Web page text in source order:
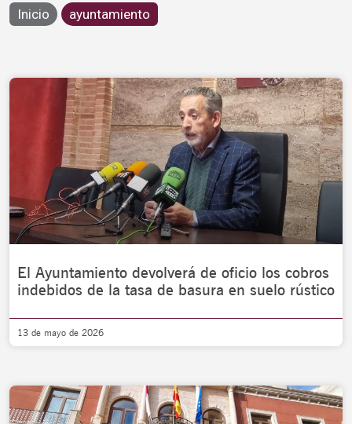
Inicio ayuntamiento
El Ayuntamiento devolverá de oficio los cobros
indebidos de la tasa de basura en suelo rústico
13 de mayo de 2026